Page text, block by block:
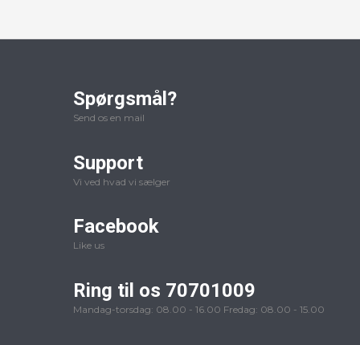
Spørgsmål?
Send os en mail
Support
Vi ved hvad vi sælger
Facebook
Like us
Ring til os 70701009
Mandag-torsdag: 08.00 - 16.00 Fredag: 08.00 - 15.00